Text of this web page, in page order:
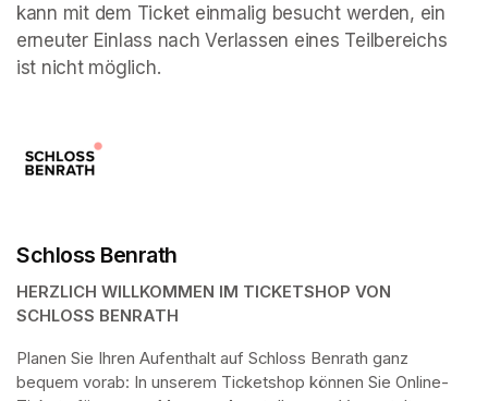
kann mit dem Ticket einmalig besucht werden, ein
erneuter Einlass nach Verlassen eines Teilbereichs
ist nicht möglich.
Schloss Benrath
HERZLICH WILLKOMMEN IM TICKETSHOP VON
SCHLOSS BENRATH
Planen Sie Ihren Aufenthalt auf Schloss Benrath ganz
bequem vorab: In unserem Ticketshop können Sie Online-